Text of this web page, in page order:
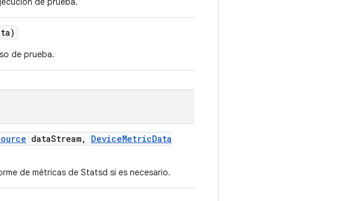
de prueba.
dataStream, DeviceMetricData
de métricas de Statsd si es necesario.